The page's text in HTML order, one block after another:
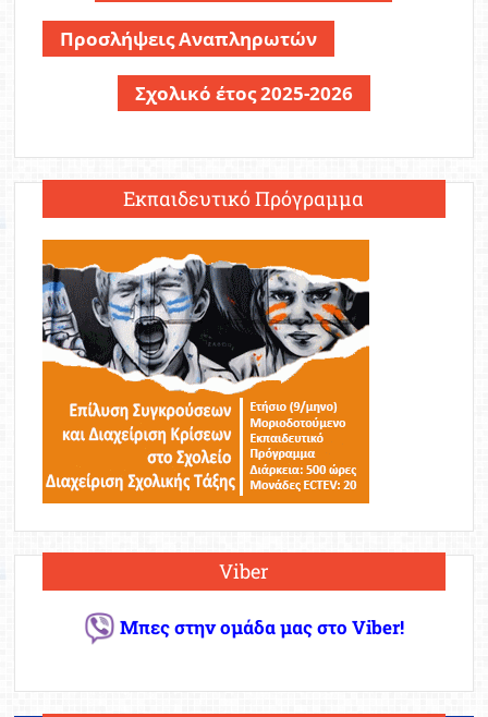
Προσλήψεις Αναπληρωτών
Σχολικό έτος 2025-2026
Εκπαιδευτικό Πρόγραμμα
Viber
Μπες στην ομάδα μας στο Viber!